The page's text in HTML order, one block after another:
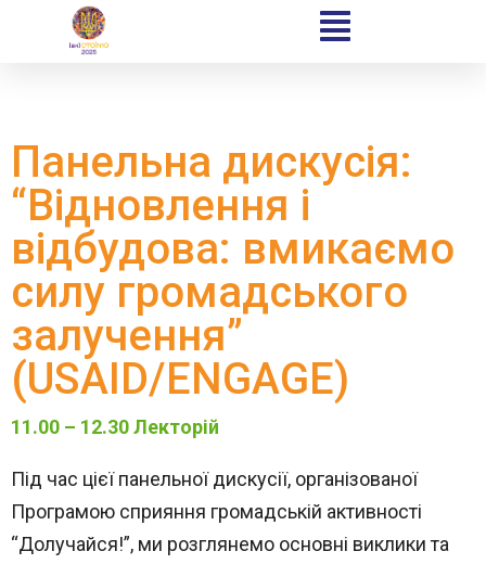
Панельна дискусія:
“Відновлення і
відбудова: вмикаємо
силу громадського
залучення”
(USAID/ENGAGE)
11.00 – 12.30 Лекторій
Під час цієї панельної дискусії, організованої
Програмою сприяння громадській активності
“Долучайся!”, ми розглянемо основні виклики та